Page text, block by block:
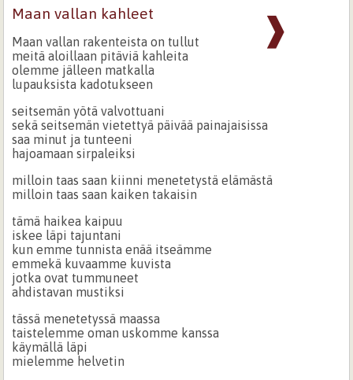
❱
Maan vallan kahleet
Maan vallan rakenteista on tullut
meitä aloillaan pitäviä kahleita
olemme jälleen matkalla
lupauksista kadotukseen
seitsemän yötä valvottuani
sekä seitsemän vietettyä päivää painajaisissa
saa minut ja tunteeni
hajoamaan sirpaleiksi
milloin taas saan kiinni menetetystä elämästä
milloin taas saan kaiken takaisin
tämä haikea kaipuu
iskee läpi tajuntani
kun emme tunnista enää itseämme
emmekä kuvaamme kuvista
jotka ovat tummuneet
ahdistavan mustiksi
tässä menetetyssä maassa
taistelemme oman uskomme kanssa
käymällä läpi
mielemme helvetin